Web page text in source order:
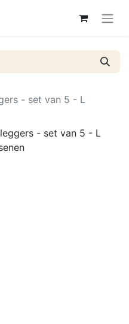
- set van 5 - L